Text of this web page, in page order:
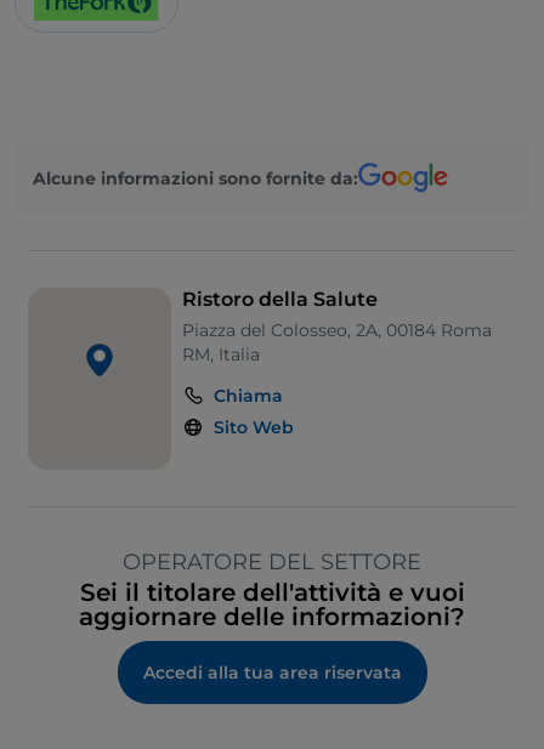
Alcune informazioni sono fornite da:
Ristoro della Salute
Piazza del Colosseo, 2A, 00184 Roma
RM, Italia
Chiama
Sito Web
OPERATORE DEL SETTORE
Sei il titolare dell'attività e vuoi
aggiornare delle informazioni?
Accedi alla tua area riservata